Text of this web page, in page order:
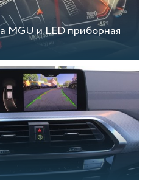
MGU и LED приборная